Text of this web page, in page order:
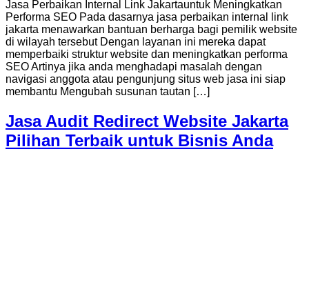
Jasa Perbaikan Internal Link Jakartauntuk Meningkatkan
Performa SEO Pada dasarnya jasa perbaikan internal link
jakarta menawarkan bantuan berharga bagi pemilik website
di wilayah tersebut Dengan layanan ini mereka dapat
memperbaiki struktur website dan meningkatkan performa
SEO Artinya jika anda menghadapi masalah dengan
navigasi anggota atau pengunjung situs web jasa ini siap
membantu Mengubah susunan tautan […]
Jasa Audit Redirect Website Jakarta
Pilihan Terbaik untuk Bisnis Anda